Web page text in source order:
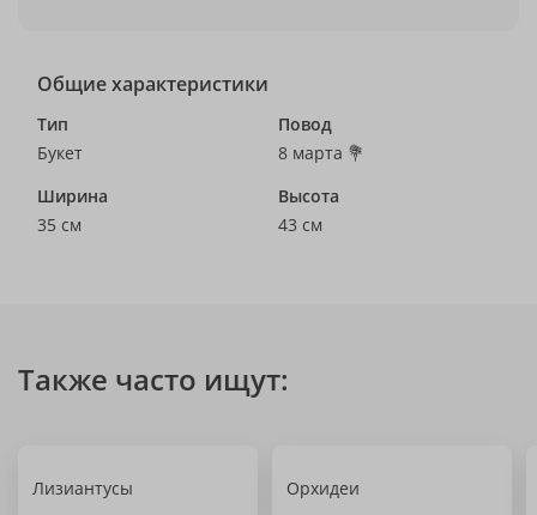
Общие характеристики
Тип
Букет
Повод
8 марта 💐
Ширина
35 см
Высота
43 см
Также часто ищут:
Лизиантусы Орхидеи